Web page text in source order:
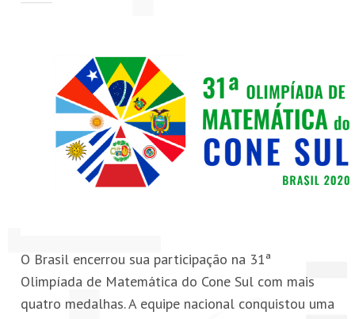
CONTATO
ÁREA RESTRITA
O Brasil encerrou sua participação na 31ª
Olimpíada de Matemática do Cone Sul com mais
quatro medalhas. A equipe nacional conquistou uma